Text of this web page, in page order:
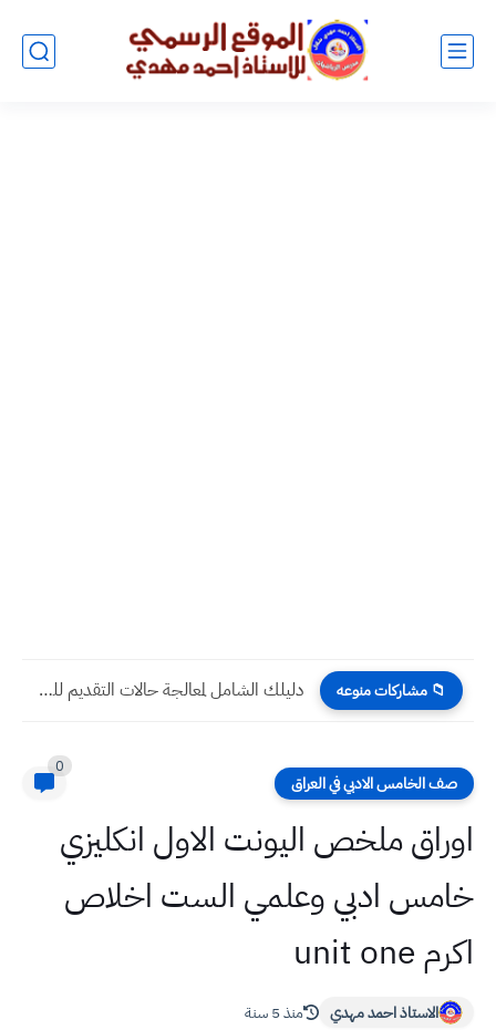
📁 مشاركات منوعه دليلك الشامل لمعالجة حالات التقديم للدراسات العليا في العراق 2025-2026
صف الخامس الادبي في العراق
0
اوراق ملخص اليونت الاول انكليزي
خامس ادبي وعلمي الست اخلاص
اكرم unit one
الاستاذ احمد مهدي منذ 5 سنة